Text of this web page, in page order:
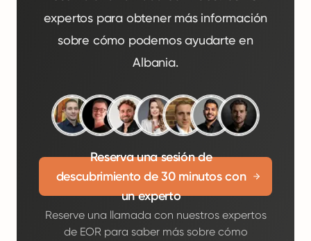
expertos para obtener más información
sobre cómo podemos ayudarte en
Albania.
Reserva una sesión de
descubrimiento de 30 minutos con
un experto
Reserve una llamada con nuestros expertos
de EOR para saber más sobre cómo